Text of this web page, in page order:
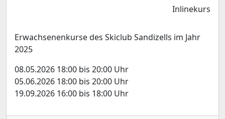
Inlinekurs
Erwachsenenkurse des Skiclub Sandizells im Jahr
2025
08.05.2026 18:00 bis 20:00 Uhr
05.06.2026 18:00 bis 20:00 Uhr
19.09.2026 16:00 bis 18:00 Uhr